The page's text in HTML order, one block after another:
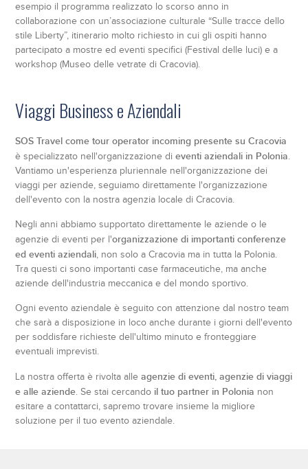
esempio il programma realizzato lo scorso anno in
collaborazione con un’associazione culturale “Sulle tracce dello
stile Liberty”, itinerario molto richiesto in cui gli ospiti hanno
partecipato a mostre ed eventi specifici (Festival delle luci) e a
workshop (Museo delle vetrate di Cracovia).
Viaggi Business e Aziendali
SOS Travel come tour operator incoming presente su Cracovia
è specializzato nell'organizzazione dieventi aziendali in Polonia.
Vantiamo un'esperienza pluriennale nell'organizzazione dei
viaggi per aziende, seguiamo direttamente l'organizzazione
dell'evento con la nostra agenzia locale di Cracovia.
Negli anni abbiamo supportato direttamente le aziende o le
agenzie di eventi per l'organizzazione di importanti conferenze
ed eventi aziendali, non solo a Cracovia ma in tutta la Polonia.
Tra questi ci sono importanti case farmaceutiche, ma anche
aziende dell'industria meccanica e del mondo sportivo.
Ogni evento aziendale è seguito con attenzione dal nostro team
che sarà a disposizione in loco anche durante i giorni dell'evento
per soddisfare richieste dell'ultimo minuto e fronteggiare
eventuali imprevisti.
La nostra offerta è rivolta alleagenzie di eventi, agenzie di viaggi
e alle aziende. Se stai cercando il tuo partner in Polonia non
esitare a contattarci, sapremo trovare insieme la migliore
soluzione per il tuo evento aziendale.